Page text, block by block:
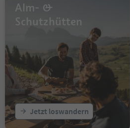
Alm- &
Schutzhütten
Jetzt loswandern